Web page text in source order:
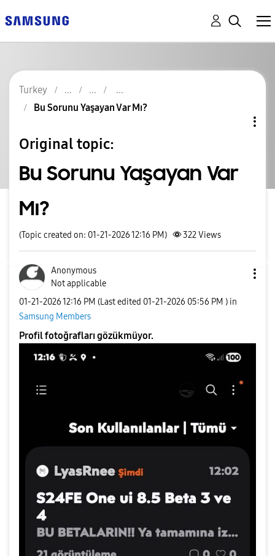
Turkey
Bu Sorunu Yaşayan Var Mı?
Original topic:
Bu Sorunu Yaşayan Var
Mı?
(Topic created on: 01-21-2026 12:16 PM) 322Views
Anonymous
Not applicable
‎01-21-202612:16 PM (Last edited ‎01-21-2026 05:56 PM ) in
Samsung Members
Profil fotoğrafları gözükmüyor.